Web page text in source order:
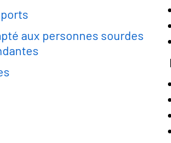
aux personnes sourdes